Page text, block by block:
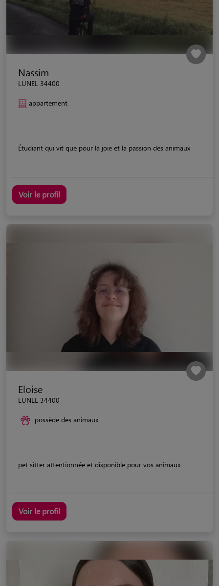
Nassim
LUNEL 34400
appartement
Étudiant qui vit que pour la joie et la passion des animaux
Voir le profil
Eloise
LUNEL 34400
possède des animaux
pet sitter attentionnée et disponible pour vos animaux
Voir le profil